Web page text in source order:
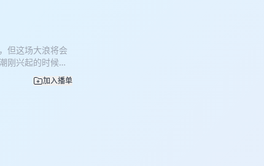
们做客节目，
金融。 希望这
，感兴趣的同学
~ 时间线：
32:44 能源大
关于加大美国页
02:34 聊聊中海
些年在能源储备
：02 大家聊
但这场大浪将会
刚兴起的时候，
和不同之处呢？
，我倾向于透过
加入播单